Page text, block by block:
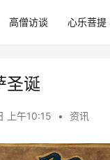
高僧访谈 心乐菩提
圣诞
上午10:15 • 资讯